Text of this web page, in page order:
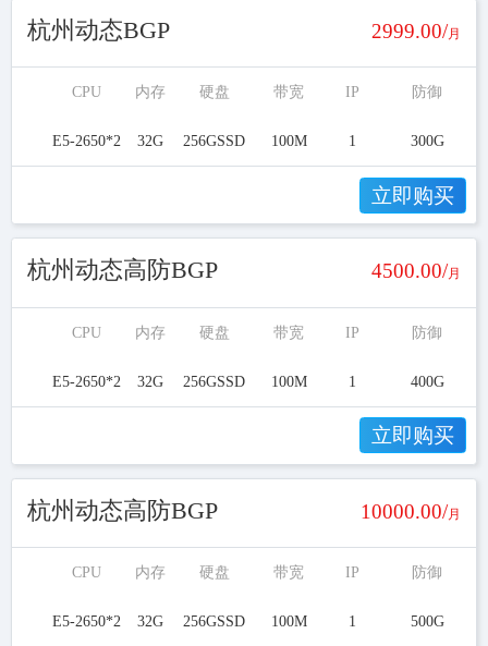
杭州动态BGP 2999.00/月
CPU 内存 硬盘 带宽 IP 防御
E5-2650*2 32G 256GSSD 100M 1 300G
立即购买
杭州动态高防BGP 4500.00/月
CPU 内存 硬盘 带宽 IP 防御
E5-2650*2 32G 256GSSD 100M 1 400G
立即购买
杭州动态高防BGP 10000.00/月
CPU 内存 硬盘 带宽 IP 防御
E5-2650*2 32G 256GSSD 100M 1 500G